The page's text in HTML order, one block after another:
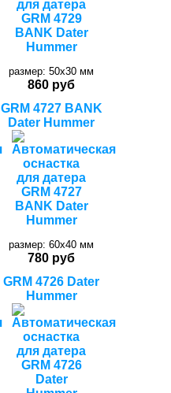
размер: 50х30 мм
860 руб
GRM 4727 BANK
Dater Hummer
размер: 60х40 мм
780 руб
GRM 4726 Dater
Hummer